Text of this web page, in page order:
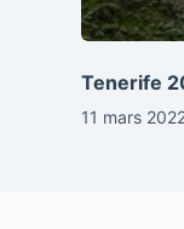
Tenerife
11 mars